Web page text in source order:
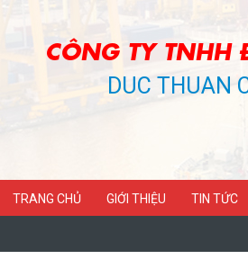
CÔNG TY TNHH
DUC THUAN
TRANG CHỦ GIỚI THIỆU TIN TỨC